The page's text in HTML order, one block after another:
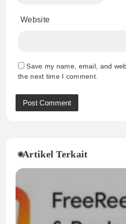
Website
Save my name, email, and
the next time I comment.
Artikel Terkait